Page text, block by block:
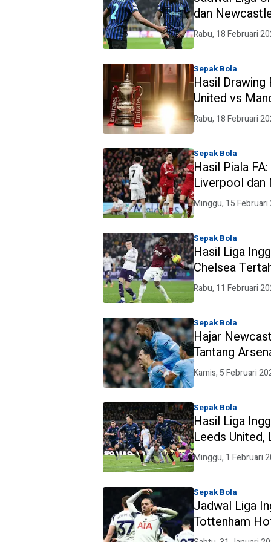
dan
Atletico
Rabu, 18 Februari
Sepak Bola
Hasil
United vs
Hadapi Lawan
Rabu, 18 Februari
Sepak Bola
Hasil Piala
Liverpool dan
Selanjutnya
Minggu, 15 Februari
Sepak Bola
Hasil Liga
Chelsea
Newcastle
Rabu, 11 Februari
Sepak Bola
Hajar
Tantang
2025/2026
Kamis, 5 Februari
Sepak Bola
Hasil Liga
Leeds
Minggu, 1 Februari
Sepak Bola
Jadwal Liga
Tottenham